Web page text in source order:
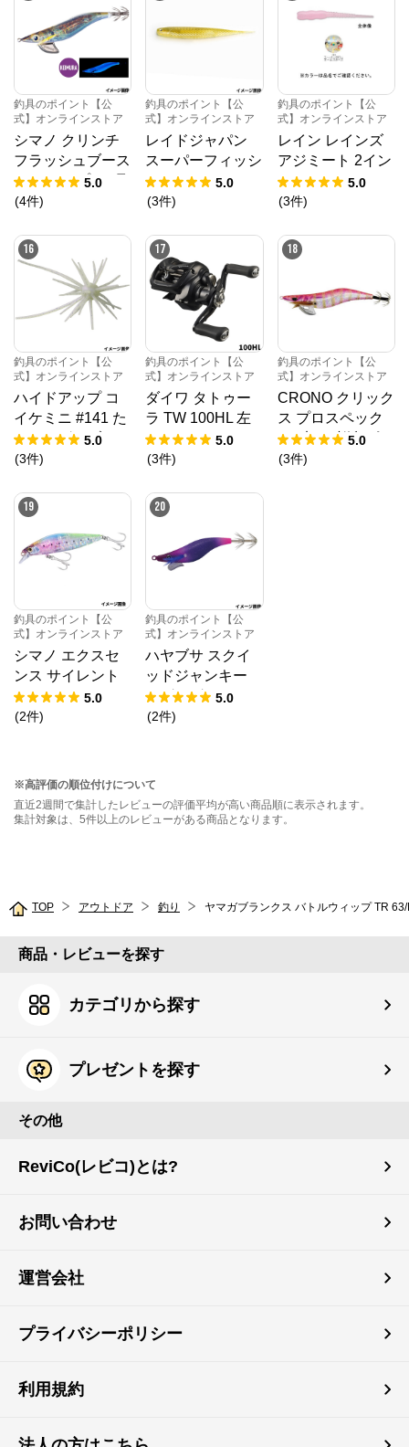
釣具のポイント【公
式】オンラインストア
シマノ クリンチ
フラッシュブース
ト ディープ 3.5号
008 Tケイムラア
うパケット】
5.0
(4件)
釣具のポイント【公
式】オンラインストア
レイドジャパン
スーパーフィッシ
ュローラー 3.5イ
ンチ 128.サンド
ケット】
5.0
(3件)
釣具のポイント【公
式】オンラインストア
レイン レインズ
アジミート 2イン
チ 152 スーパー
グローオールスタ
ト】
5.0
(3件)
16
釣具のポイント【公
式】オンラインストア
ハイドアップ コ
イケミニ #141 た
まらんばいブルー
5.0
(3件)
17
釣具のポイント【公
式】オンラインストア
ダイワ タトゥー
ラ TW 100HL 左
ハンドル ベイト
リール 24年モデ
5.0
(3件)
18
釣具のポイント【公
式】オンラインストア
CRONO クリック
ス プロスペック
4.0寸 23.桜島ピン
ク【ゆうパケッ
5.0
(3件)
19
釣具のポイント【公
式】オンラインストア
シマノ エクスセ
ンス サイレント
アサシン 80F フ
ラッシュブースト
うパケット】
5.0
(2件)
20
釣具のポイント【公
式】オンラインストア
ハヤブサ スクイ
ッドジャンキー
ハグハグドロッパ
ー 1.7号 9.トリプ
5.0
(2件)
※高評価の順位付けについて
直近2週間で集計したレビューの評価平均が高い商品順に表示されます。
集計対象は、5件以上のレビューがある商品となります。
TOP アウトドア 釣り ヤマガブランクス バトルウィップ TR
商品・レビューを探す
カテゴリから探す
プレゼントを探す
その他
ReviCo(レビコ)とは?
お問い合わせ
運営会社
プライバシーポリシー
利用規約